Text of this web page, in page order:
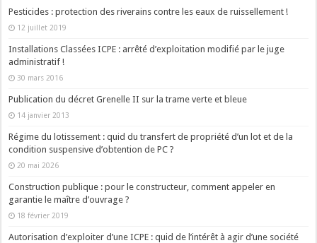
Pesticides : protection des riverains contre les eaux de ruissellement !
12 juillet 2019
Installations Classées ICPE : arrêté d’exploitation modifié par le juge
administratif !
30 mars 2016
Publication du décret Grenelle II sur la trame verte et bleue
14 janvier 2013
Régime du lotissement : quid du transfert de propriété d’un lot et de la
condition suspensive d’obtention de PC ?
20 mai 2026
Construction publique : pour le constructeur, comment appeler en
garantie le maître d’ouvrage ?
18 février 2019
Autorisation d’exploiter d’une ICPE : quid de l’intérêt à agir d’une société